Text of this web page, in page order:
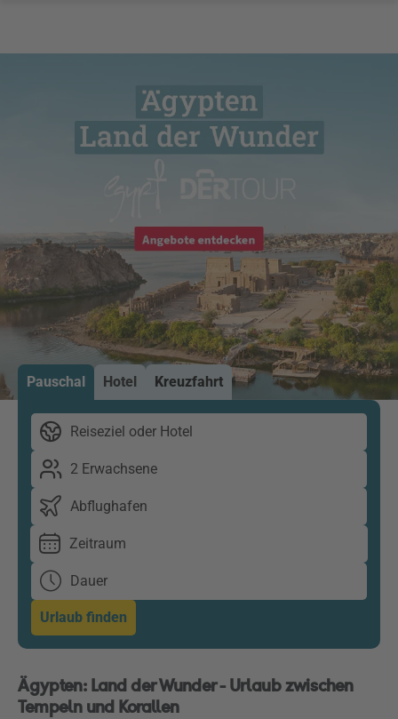
Pauschal Hotel Kreuzfahrt
Reiseziel oder Hotel
2 Erwachsene
Abflughafen
Zeitraum
Dauer
Urlaub finden
Ägypten: Land der Wunder - Urlaub zwischen
Tempeln und Korallen